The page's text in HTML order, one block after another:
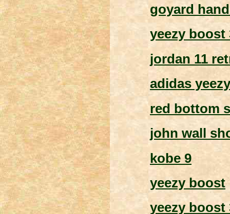
goyard
yeezy boost
jordan 11
adidas yeezy
red bottom
john wall
kobe 9
yeezy boost
yeezy boost